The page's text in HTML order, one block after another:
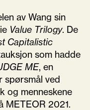
av Wang sin
Value Trilogy. De
Capitalistic
som hadde
ME, en
spørsmål ved
og menneskene
METEOR 2021.